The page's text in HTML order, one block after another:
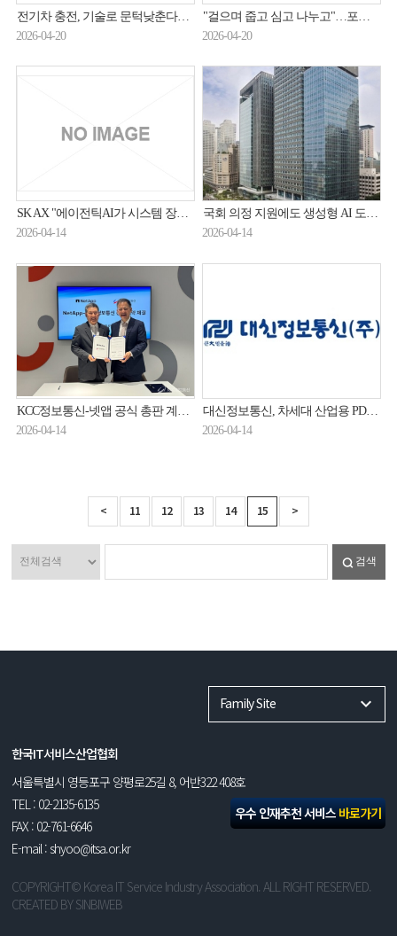
우수 인재추천 서비스바로가기
전기차 충전, 기술로 문턱낮춘다… 롯데이노베이트 EVSIS, ‘사용자 맞춤’ 가속
2026-04-20
"걸으며 줍고 심고 나누고"…포스코DX·지구촌나눔운동 ESG 활동
2026-04-20
SK AX "에이전틱AI가 시스템 장애 사전 차단"
2026-04-14
국회 의정 지원에도 생성형 AI 도입…삼성SDS, 1단계 구축 완료
2026-04-14
KCC정보통신-넷앱 공식 총판 계약 체결
2026-04-14
대신정보통신, 차세대 산업용 PDA 출시…물류·공정관리·의료 현장 지원 강화
2026-04-14
< 11 12 13 14 15 >
검색
Family Site
한국IT서비스산업협회
서울특별시 영등포구 양평로25길 8, 어반322 408호
TEL : 02-2135-6135
FAX : 02-761-6646
E-mail : shyoo@itsa.or.kr
COPYRIGHT© Korea IT Service Industry Association. ALL RIGHT RESERVED.
CREATED BYSINBIWEB